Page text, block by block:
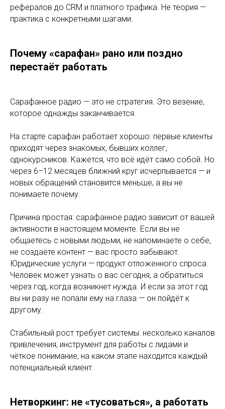
рефералов до CRM и платного трафика. Не теория —
практика с конкретными шагами.
Почему «сарафан» рано или поздно
перестаёт работать
Сарафанное радио — это не стратегия. Это везение,
которое однажды заканчивается.
На старте сарафан работает хорошо: первые клиенты
приходят через знакомых, бывших коллег,
однокурсников. Кажется, что всё идёт само собой. Но
через 6–12 месяцев ближний круг исчерпывается — и
новых обращений становится меньше, а вы не
понимаете почему.
Причина простая: сарафанное радио зависит от вашей
активности в настоящем моменте. Если вы не
общаетесь с новыми людьми, не напоминаете о себе,
не создаёте контент — вас просто забывают.
Юридические услуги — продукт отложенного спроса.
Человек может узнать о вас сегодня, а обратиться
через год, когда возникнет нужда. И если за этот год
вы ни разу не попали ему на глаза — он пойдёт к
другому.
Стабильный рост требует системы: несколько каналов
привлечения, инструмент для работы с лидами и
чёткое понимание, на каком этапе находится каждый
потенциальный клиент.
Нетворкинг: не «тусоваться», а работать